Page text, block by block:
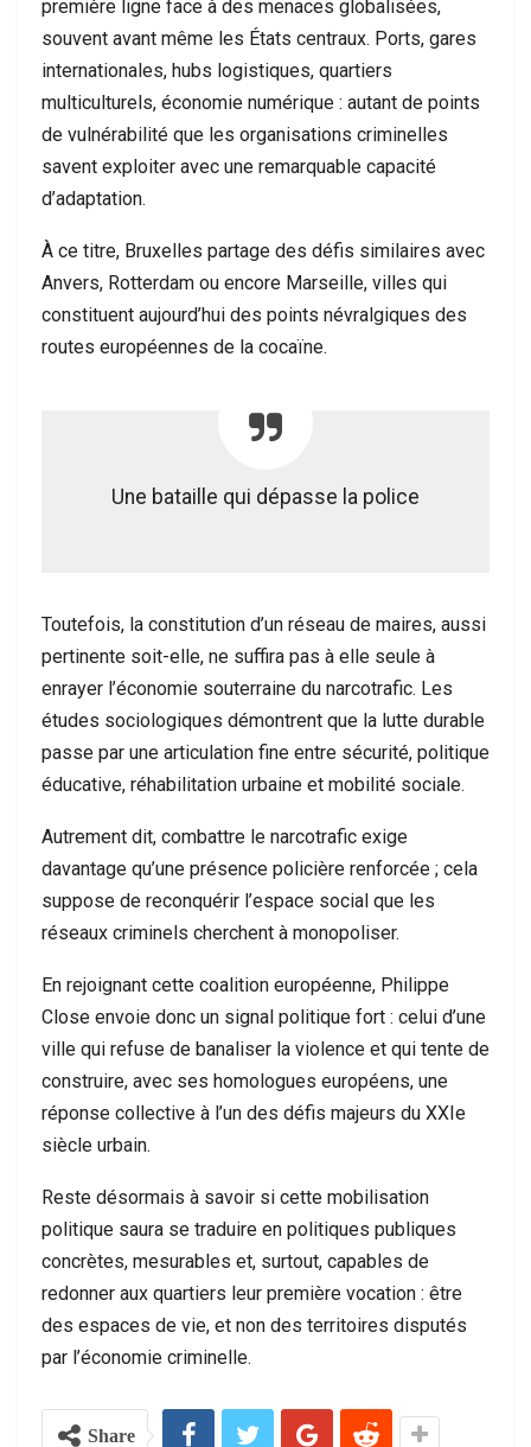
première ligne face à des menaces globalisées,
souvent avant même les États centraux. Ports, gares
internationales, hubs logistiques, quartiers
multiculturels, économie numérique : autant de points
de vulnérabilité que les organisations criminelles
savent exploiter avec une remarquable capacité
d’adaptation.
À ce titre, Bruxelles partage des défis similaires avec
Anvers, Rotterdam ou encore Marseille, villes qui
constituent aujourd’hui des points névralgiques des
routes européennes de la cocaïne.
Une bataille qui dépasse la police
Toutefois, la constitution d’un réseau de maires, aussi
pertinente soit-elle, ne suffira pas à elle seule à
enrayer l’économie souterraine du narcotrafic. Les
études sociologiques démontrent que la lutte durable
passe par une articulation fine entre sécurité, politique
éducative, réhabilitation urbaine et mobilité sociale.
Autrement dit, combattre le narcotrafic exige
davantage qu’une présence policière renforcée ; cela
suppose de reconquérir l’espace social que les
réseaux criminels cherchent à monopoliser.
En rejoignant cette coalition européenne, Philippe
Close envoie donc un signal politique fort : celui d’une
ville qui refuse de banaliser la violence et qui tente de
construire, avec ses homologues européens, une
réponse collective à l’un des défis majeurs du XXIe
siècle urbain.
Reste désormais à savoir si cette mobilisation
politique saura se traduire en politiques publiques
concrètes, mesurables et, surtout, capables de
redonner aux quartiers leur première vocation : être
des espaces de vie, et non des territoires disputés
par l’économie criminelle.
Share